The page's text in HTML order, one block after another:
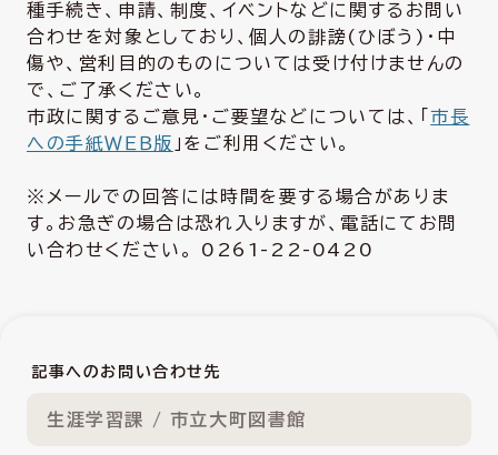
種手続き、申請、制度、イベントなどに関するお問い
合わせを対象としており、個人の誹謗(ひぼう)・中
傷や、営利目的のものについては受け付けませんの
で、ご了承ください。
市政に関するご意見・ご要望などについては、「市長
への手紙ＷＥＢ版 」をご利用ください。
※メールでの回答には時間を要する場合がありま
す。お急ぎの場合は恐れ入りますが、電話にてお問
い合わせください。 0261-22-0420
記事へのお問い合わせ先
生涯学習課 / 市立大町図書館